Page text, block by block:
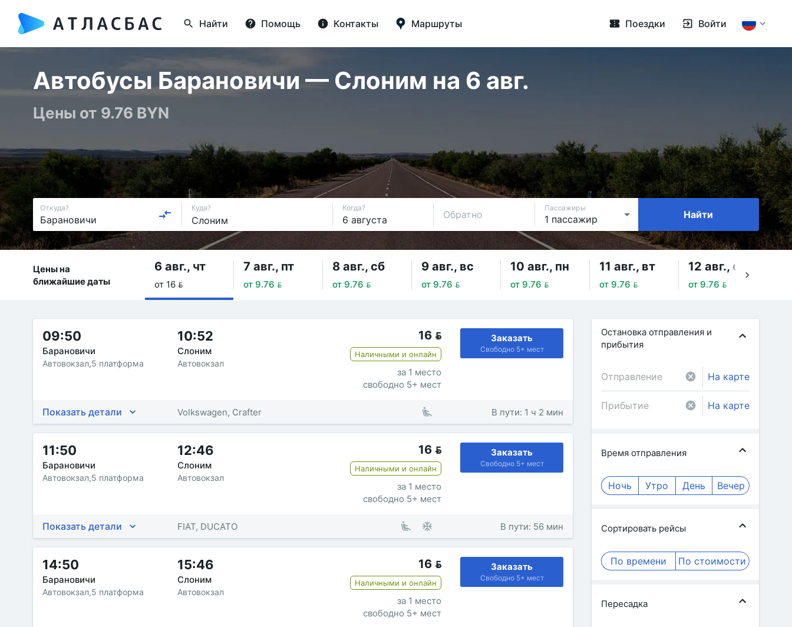
Найти Помощь Контакты Маршруты Поездки Войти
Автобусы Барановичи — Слоним на 6 авг.
Цены от 9.76 BYN
Откуда? Куда? Когда?
Обратно
Пассажиры
Найти
Цены на
ближайшие даты
6 авг., чт
от 16 
7 авг., пт
от 9.76 
8 авг., сб
от 9.76 
9 авг., вс
от 9.76 
10 авг., пн
от 9.76 
11 авг., вт
от 9.76 
12 авг., ср
от 9.76 
09:50
Барановичи
Автовокзал,5 платформа
10:52
Слоним
Автовокзал
16 
Наличными и онлайн
за 1 место
свободно 5+ мест
Заказать
Свободно 5+ мест
Показать детали Volkswagen, Crafter В пути: 1 ч 2 мин
11:50
Барановичи
Автовокзал,5 платформа
12:46
Слоним
Автовокзал
16 
Наличными и онлайн
за 1 место
свободно 5+ мест
Заказать
Свободно 5+ мест
Показать детали FIAT, DUCATO В пути: 56 мин
14:50
Барановичи
Автовокзал,5 платформа
15:46
Слоним
Автовокзал
16 
Наличными и онлайн
за 1 место
свободно 5+ мест
Заказать
Свободно 5+ мест
Остановка отправления и
прибытия
На карте
На карте
Время отправления
Ночь Утро День Вечер
Сортировать рейсы
По времени По стоимости
Пересадка